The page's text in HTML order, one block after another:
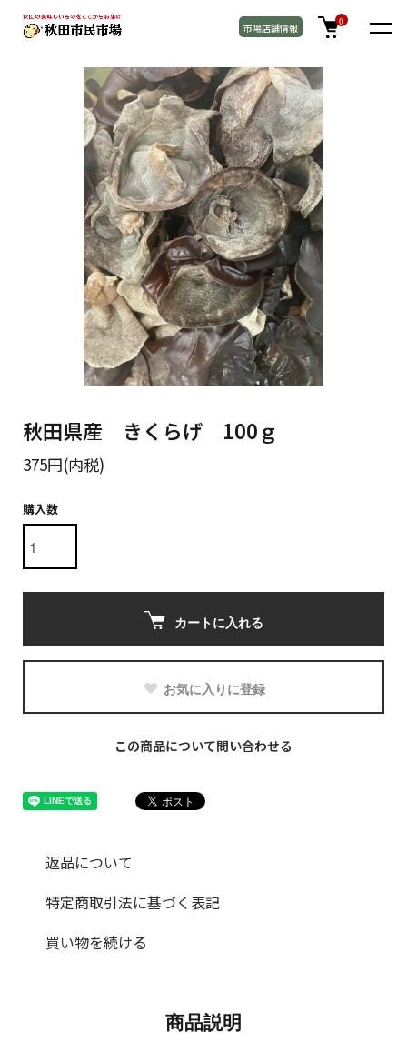
0
市場店舗情報
TOP 野菜 / 加工品
秋田県産 きくらげ 100ｇ
375円(内税)
購入数
カートに入れる
お気に入りに登録
この商品について問い合わせる
返品について
特定商取引法に基づく表記
買い物を続ける
商品説明